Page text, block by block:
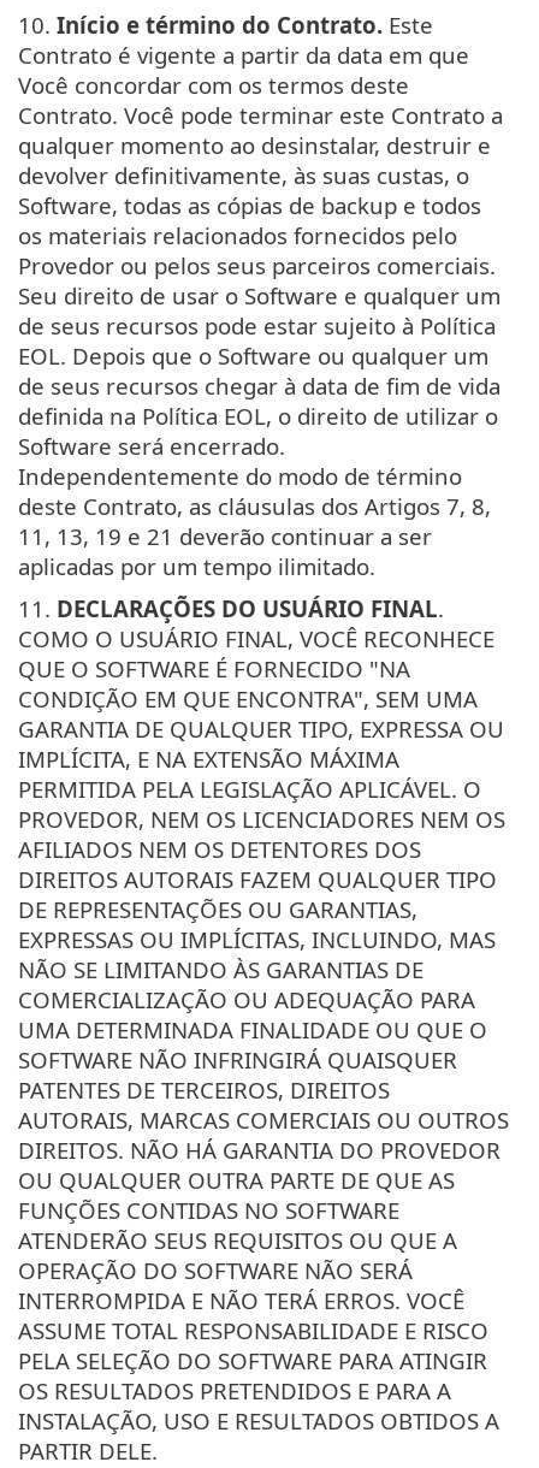
10. Início e término do Contrato. Este
Contrato é vigente a partir da data em que
Você concordar com os termos deste
Contrato. Você pode terminar este Contrato a
qualquer momento ao desinstalar, destruir e
devolver definitivamente, às suas custas, o
Software, todas as cópias de backup e todos
os materiais relacionados fornecidos pelo
Provedor ou pelos seus parceiros comerciais.
Seu direito de usar o Software e qualquer um
de seus recursos pode estar sujeito à Política
EOL. Depois que o Software ou qualquer um
de seus recursos chegar à data de fim de vida
definida na Política EOL, o direito de utilizar o
Software será encerrado.
Independentemente do modo de término
deste Contrato, as cláusulas dos Artigos 7, 8,
11, 13, 19 e 21 deverão continuar a ser
aplicadas por um tempo ilimitado.
11. DECLARAÇÕES DO USUÁRIO FINAL.
COMO O USUÁRIO FINAL, VOCÊ RECONHECE
QUE O SOFTWARE É FORNECIDO "NA
CONDIÇÃO EM QUE ENCONTRA", SEM UMA
GARANTIA DE QUALQUER TIPO, EXPRESSA OU
IMPLÍCITA, E NA EXTENSÃO MÁXIMA
PERMITIDA PELA LEGISLAÇÃO APLICÁVEL. O
PROVEDOR, NEM OS LICENCIADORES NEM OS
AFILIADOS NEM OS DETENTORES DOS
DIREITOS AUTORAIS FAZEM QUALQUER TIPO
DE REPRESENTAÇÕES OU GARANTIAS,
EXPRESSAS OU IMPLÍCITAS, INCLUINDO, MAS
NÃO SE LIMITANDO ÀS GARANTIAS DE
COMERCIALIZAÇÃO OU ADEQUAÇÃO PARA
UMA DETERMINADA FINALIDADE OU QUE O
SOFTWARE NÃO INFRINGIRÁ QUAISQUER
PATENTES DE TERCEIROS, DIREITOS
AUTORAIS, MARCAS COMERCIAIS OU OUTROS
DIREITOS. NÃO HÁ GARANTIA DO PROVEDOR
OU QUALQUER OUTRA PARTE DE QUE AS
FUNÇÕES CONTIDAS NO SOFTWARE
ATENDERÃO SEUS REQUISITOS OU QUE A
OPERAÇÃO DO SOFTWARE NÃO SERÁ
INTERROMPIDA E NÃO TERÁ ERROS. VOCÊ
ASSUME TOTAL RESPONSABILIDADE E RISCO
PELA SELEÇÃO DO SOFTWARE PARA ATINGIR
OS RESULTADOS PRETENDIDOS E PARA A
INSTALAÇÃO, USO E RESULTADOS OBTIDOS A
PARTIR DELE.